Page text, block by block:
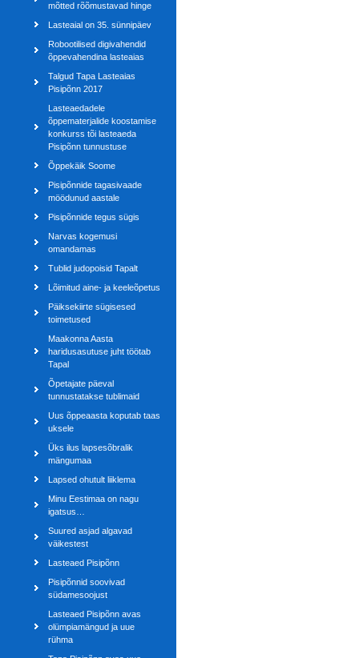
mõtted rõõmustavad hinge
Lasteaial on 35. sünnipäev
Robootilised digivahendid
õppevahendina lasteaias
Talgud Tapa Lasteaias
Pisipõnn 2017
Lasteaedadele
õppematerjalide koostamise
konkurss tõi lasteaeda
Pisipõnn tunnustuse
Õppekäik Soome
Pisipõnnide tagasivaade
möödunud aastale
Pisipõnnide tegus sügis
Narvas kogemusi
omandamas
Tublid judopoisid Tapalt
Lõimitud aine- ja keeleõpetus
Päiksekiirte sügisesed
toimetused
Maakonna Aasta
haridusasutuse juht töötab
Tapal
Õpetajate päeval
tunnustatakse tublimaid
Uus õppeaasta koputab taas
uksele
Üks ilus lapsesõbralik
mängumaa
Lapsed ohutult liiklema
Minu Eestimaa on nagu
igatsus…
Suured asjad algavad
väikestest
Lasteaed Pisipõnn
Pisipõnnid soovivad
südamesoojust
Lasteaed Pisipõnn avas
olümpiamängud ja uue
rühma